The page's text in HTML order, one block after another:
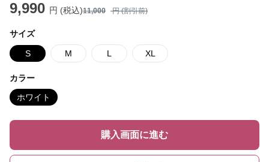
9,990 円 (税込)11,000 円 (割引前)
サイズ
S M L XL
カラー
ホワイト
購入画面に進む